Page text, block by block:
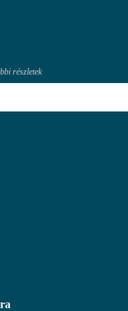
részletek